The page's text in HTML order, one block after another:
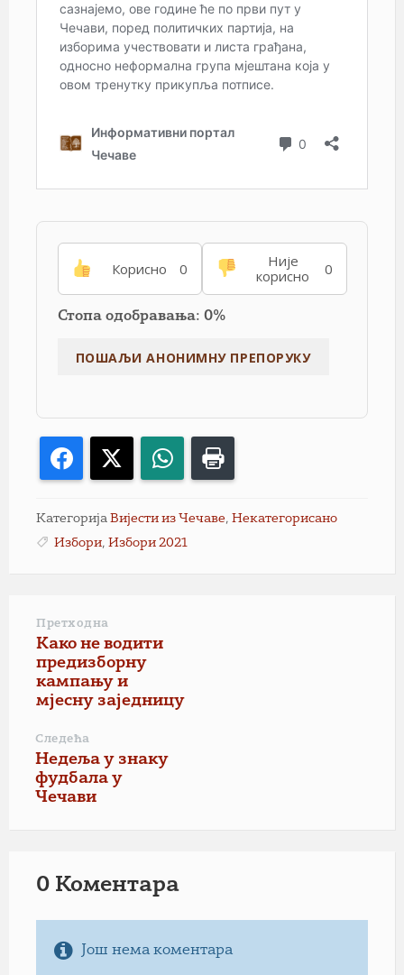
Корисно 0
Није
корисно
0
Стопа одобравања: 0%
Facebook WhatsApp
Категорија Вијести из Чечаве, Некатегорисано
Избори, Избори 2021
Претходна
Како не водити
предизборну
кампању и
мјесну заједницу
Следећа
Недеља у знаку
фудбала у
Чечави
0 Коментарa
Још нема коментара